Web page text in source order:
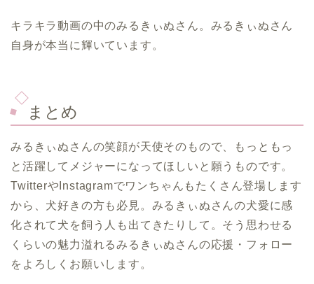
キラキラ動画の中のみるきぃぬさん。みるきぃぬさん
自身が本当に輝いています。
まとめ
みるきぃぬさんの笑顔が天使そのもので、もっともっ
と活躍してメジャーになってほしいと願うものです。
TwitterやInstagramでワンちゃんもたくさん登場します
から、犬好きの方も必見。みるきぃぬさんの犬愛に感
化されて犬を飼う人も出てきたりして。そう思わせる
くらいの魅力溢れるみるきぃぬさんの応援・フォロー
をよろしくお願いします。